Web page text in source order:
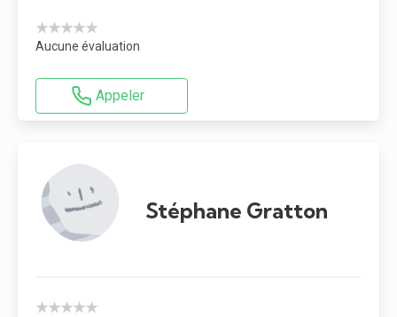
★★★★★
Aucune évaluation
Appeler
Stéphane Gratton
★★★★★